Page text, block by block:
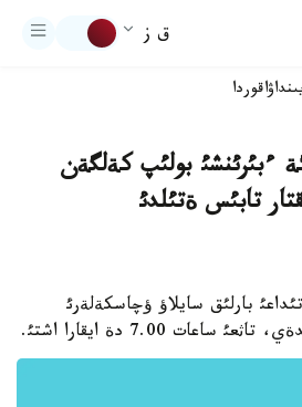
ق ز
اقوردا
ءبئرئنشئ بولئپ كةلگةن
تابئس ةتئلدئ
بارلئق سايلاؤ ؤچاسكةلةرئ
7.00 دة ايقارا اشتئ.